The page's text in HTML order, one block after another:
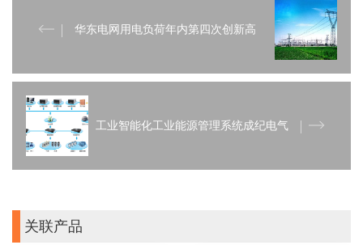
华东电网用电负荷年内第四次创新高
工业智能化工业能源管理系统成纪电气
关联产品